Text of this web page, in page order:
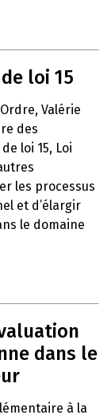
loi 15
Valérie
des
loi 15, Loi
les processus
et d’élargir
le domaine
dans le
à la